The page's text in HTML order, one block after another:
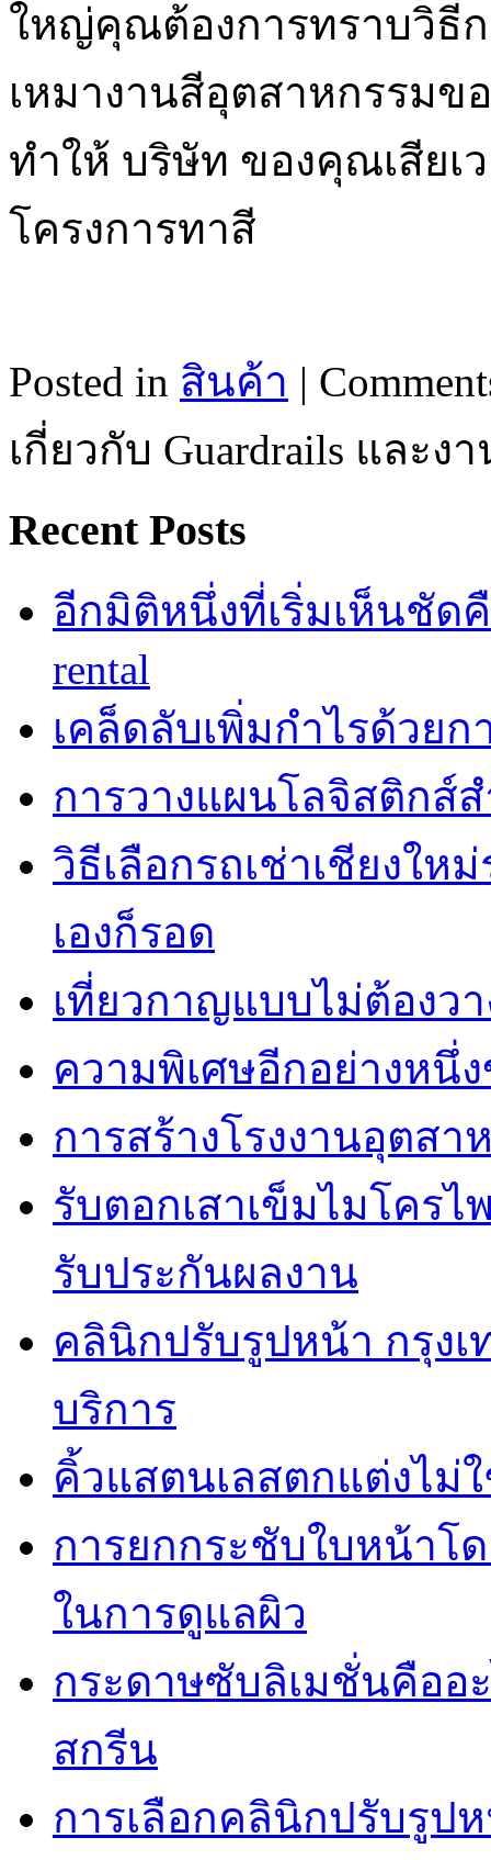
ใหญ่คุณต้องการทราบวิธี
เหมางานสีอุตสาหกรรม
ทำให้ บริษัท ของคุณเสียเ
โครงการทาสี
Posted in สินค้า |
เกี่ยวกับ Guardrails และ
Recent Posts
อีกมิติหนึ่งที่เริ่มเห็นชัดคื
rental
เคล็ดลับเพิ่มกำไรด้วย
การวางแผนโลจิสติกส์
วิธีเลือกรถเช่าเชียงให
เองก็รอด
เที่ยวกาญแบบไม่ต้องว
ความพิเศษอีกอย่างหนึ่
การสร้างโรงงานอุตสา
รับตอกเสาเข็มไมโคร
รับประกันผลงาน
คลินิกปรับรูปหน้า กรุง
บริการ
คิ้วแสตนเลสตกแต่งไม่
การยกกระชับใบหน้าโ
ในการดูแลผิว
กระดาษซับลิเมชั่นคืออ
สกรีน
การเลือกคลินิกปรับรูปห